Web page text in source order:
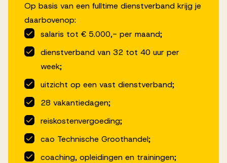
Op basis van een fulltime dienstverband krijg je
daarbovenop:
salaris tot € 5.000,- per maand;
dienstverband van 32 tot 40 uur per
week;
uitzicht op een vast dienstverband;
28 vakantiedagen;
reiskostenvergoeding;
cao Technische Groothandel;
coaching, opleidingen en trainingen;